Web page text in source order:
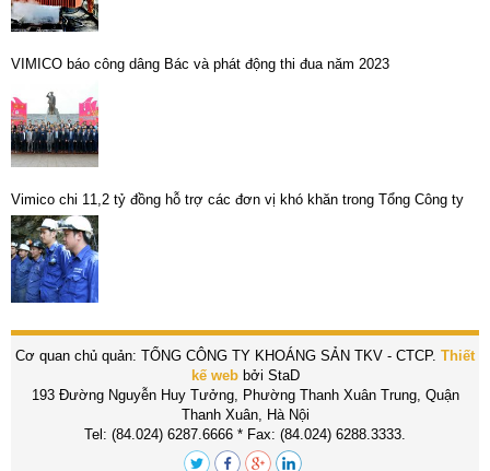
VIMICO báo công dâng Bác và phát động thi đua năm 2023
Vimico chi 11,2 tỷ đồng hỗ trợ các đơn vị khó khăn trong Tổng Công ty
Cơ quan chủ quản: TỔNG CÔNG TY KHOÁNG SẢN TKV - CTCP. Thiết
kế webbởi StaD
193 Đường Nguyễn Huy Tưởng, Phường Thanh Xuân Trung, Quận
Thanh Xuân, Hà Nội
Tel: (84.024) 6287.6666 * Fax: (84.024) 6288.3333.